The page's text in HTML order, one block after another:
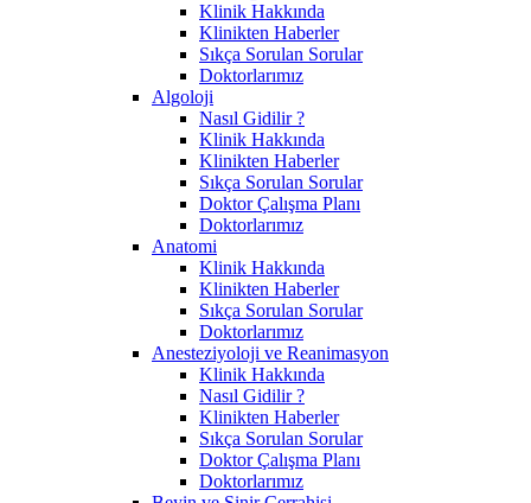
Klinik Hakkında
Klinikten Haberler
Sıkça Sorulan Sorular
Doktorlarımız
Algoloji
Nasıl Gidilir ?
Klinik Hakkında
Klinikten Haberler
Sıkça Sorulan Sorular
Doktor Çalışma Planı
Doktorlarımız
Anatomi
Klinik Hakkında
Klinikten Haberler
Sıkça Sorulan Sorular
Doktorlarımız
Anesteziyoloji ve Reanimasyon
Klinik Hakkında
Nasıl Gidilir ?
Klinikten Haberler
Sıkça Sorulan Sorular
Doktor Çalışma Planı
Doktorlarımız